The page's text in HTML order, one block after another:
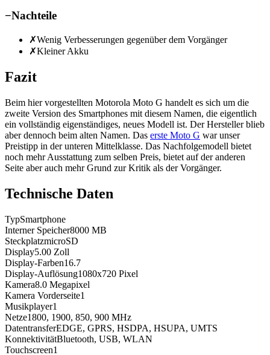
−Nachteile
✗Wenig Verbesserungen gegenüber dem Vorgänger
✗Kleiner Akku
Fazit
Beim hier vorgestellten Motorola Moto G handelt es sich um die
zweite Version des Smartphones mit diesem Namen, die eigentlich
ein vollständig eigenständiges, neues Modell ist. Der Hersteller blieb
aber dennoch beim alten Namen. Das erste Moto G war unser
Preistipp in der unteren Mittelklasse. Das Nachfolgemodell bietet
noch mehr Ausstattung zum selben Preis, bietet auf der anderen
Seite aber auch mehr Grund zur Kritik als der Vorgänger.
Technische Daten
TypSmartphone
Interner Speicher8000 MB
SteckplatzmicroSD
Display5.00 Zoll
Display-Farben16.7
Display-Auflösung1080x720 Pixel
Kamera8.0 Megapixel
Kamera Vorderseite1
Musikplayer1
Netze1800, 1900, 850, 900 MHz
DatentransferEDGE, GPRS, HSDPA, HSUPA, UMTS
KonnektivitätBluetooth, USB, WLAN
Touchscreen1